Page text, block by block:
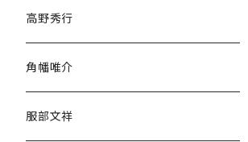
随筆・ノンフィクション・その他
高野秀行
角幡唯介
服部文祥